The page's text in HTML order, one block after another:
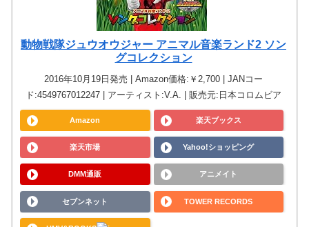
動物戦隊ジュウオウジャー アニマル音楽ランド2 ソン
グコレクション
2016年10月19日発売 | Amazon価格:￥2,700 | JANコー
ド:4549767012247 | アーティスト:V.A. | 販売元:日本コロムビア
Amazon 楽天ブックス
楽天市場 Yahoo!ショッピング
DMM通販 アニメイト
セブンネット TOWER RECORDS